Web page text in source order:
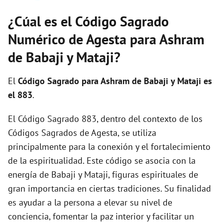
V
i
e
o
¿Cúal es el Código Sagrado
Numérico de Agesta para Ashram
de Babaji y Mataji?
El Código Sagrado para Ashram de Babaji y Mataji es
el 883.
El Código Sagrado 883, dentro del contexto de los
Códigos Sagrados de Agesta, se utiliza
principalmente para la conexión y el fortalecimiento
de la espiritualidad. Este código se asocia con la
energía de Babaji y Mataji, figuras espirituales de
gran importancia en ciertas tradiciones. Su finalidad
es ayudar a la persona a elevar su nivel de
conciencia, fomentar la paz interior y facilitar un